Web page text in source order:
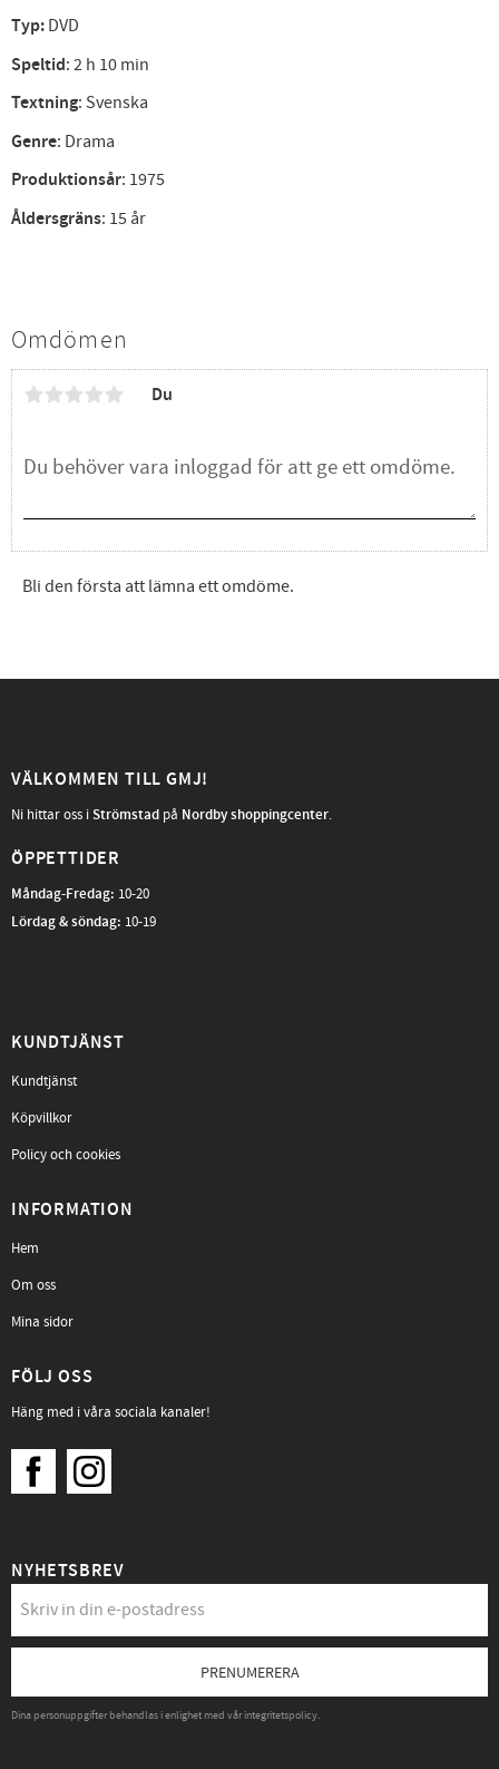
Typ: DVD
Speltid: 2 h 10 min
Textning: Svenska
Genre: Drama
Produktionsår: 1975
Åldersgräns: 15 år
Omdömen
Du
Bli den första att lämna ett omdöme.
VÄLKOMMEN TILL GMJ!
Ni hittar oss iStrömstad på Nordby shoppingcenter.
ÖPPETTIDER
Måndag-Fredag: 10-20
Lördag & söndag: 10-19
KUNDTJÄNST
Kundtjänst
Köpvillkor
Policy och cookies
INFORMATION
Hem
Om oss
Mina sidor
FÖLJ OSS
Häng med i våra sociala kanaler!
NYHETSBREV
PRENUMERERA
Dina personuppgifter behandlas i enlighet med vårintegritetspolicy.